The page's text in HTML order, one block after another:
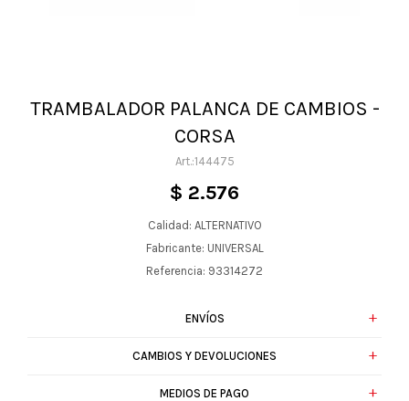
TRAMBALADOR PALANCA DE CAMBIOS -
CORSA
144475
$ 2.576
Calidad: ALTERNATIVO
Fabricante: UNIVERSAL
Referencia: 93314272
ENVÍOS
CAMBIOS Y DEVOLUCIONES
MEDIOS DE PAGO